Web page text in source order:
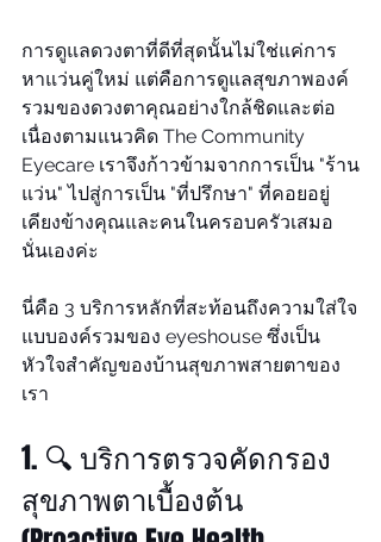
การดูแลดวงตาที่ดีที่สุดนั้นไม่ใช่แค่การ
หาแว่นคู่ใหม่ แต่คือการดูแลสุขภาพองค์
รวมของดวงตาคุณอย่างใกล้ชิดและต่อ
เนื่องตามแนวคิด The Community
Eyecare เราจึงก้าวข้ามจากการเป็น "ร้าน
แว่น" ไปสู่การเป็น "ที่ปรึกษา" ที่คอยอยู่
เคียงข้างคุณและคนในครอบครัวเสมอ
นั่นเองค่ะ
นี่คือ 3 บริการหลักที่สะท้อนถึงความใส่ใจ
แบบองค์รวมของ eyeshouse ซึ่งเป็น
หัวใจสำคัญของบ้านสุขภาพสายตาของ
เรา
1. 🔍 บริการตรวจคัดกรอง
สุขภาพตาเบื้องต้น